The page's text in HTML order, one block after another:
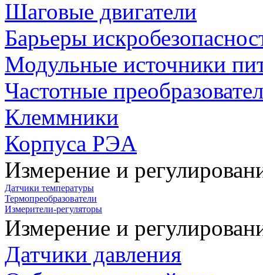
Шаговые двигатели
Барьеры
Модульные источники
Частотные
Клеммники
Корпуса РЭА
Измерение и
Датчики температуры
Термопреобразователи
Измерители-регуляторы
Измерение и
Датчики давления